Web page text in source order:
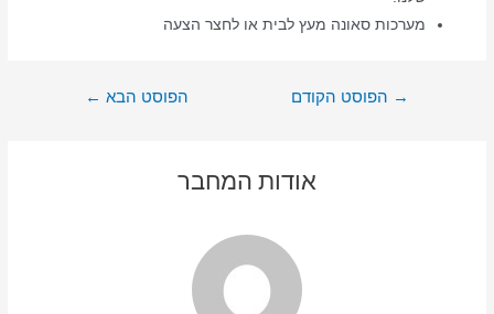
מערכות סאונה מעץ לבית או לחצר הצעה
→ הפוסט הקודם הפוסט הבא ←
אודות המחבר